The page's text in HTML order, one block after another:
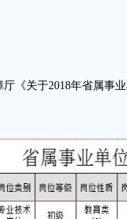
《关于2018年省属事